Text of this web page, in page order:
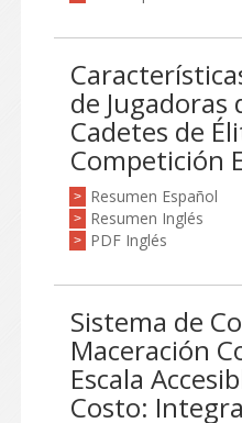
de Jugadoras
Cadetes de
Competición
> Resumen Español
> Resumen Inglés
> PDF Inglés
Sistema de
Maceración
Escala
Costo: